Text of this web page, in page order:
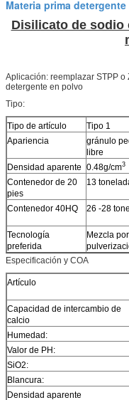
Materia prima detergente
Disilicato de sodio
Aplicación: reemplazar STPP
detergente en polvo
Tipo:
Tipo de artículo Tipo 1
Apariencia
gránulo
libre
Densidad aparente 0.48g/cm3
Contenedor de 20
pies
13
Contenedor 40HQ
26 -28
Tecnología
preferida
Mezcla
Especificación y COA
Artículo
Capacidad de intercambio de
calcio
Humedad:
Valor de PH:
SiO2:
Blancura:
Densidad aparente